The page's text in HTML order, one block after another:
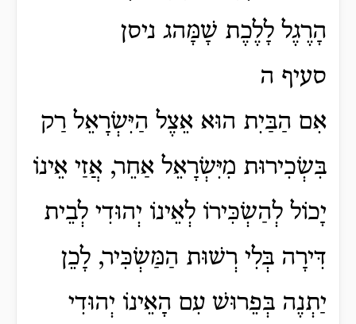
הָרֶגֶל לָלֶכֶת שָׁמָּהג ניסן
סעיף ה
אִם הַבַּיִת הוּא אֵצֶל הַיִּשְׂרָאֵל רַק
בִּשְׂכִירוּת מִיִּשְׂרָאֵל אַחֵר, אֲזַי אֵינוֹ
יָכוֹל לְהַשְׂכִּירוֹ לְאֵינוֹ יְהוּדִי לְבֵית
דִּירָה בְּלִי רְשׁוּת הַמַּשְׂכִּיר, לָכֵן
יַתְנֶה בְּפֵרוּשׁ עִם הָאֵינוֹ יְהוּדִי